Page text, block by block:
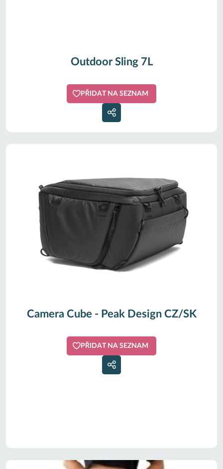
Outdoor Sling 7L
PŘIDAT NA SEZNAM
Camera Cube - Peak Design CZ/SK
PŘIDAT NA SEZNAM